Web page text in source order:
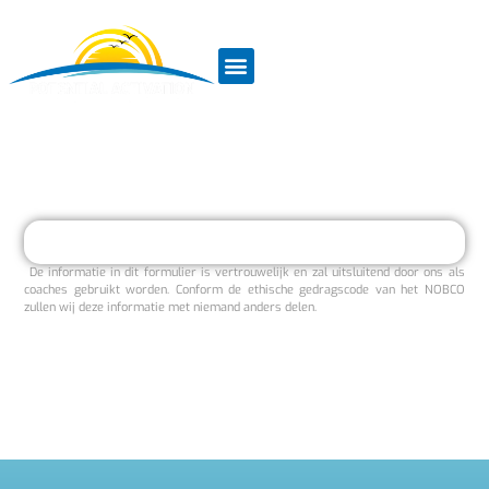
De informatie in dit formulier is vertrouwelijk en zal uitsluitend door ons als
coaches gebruikt worden. Conform de ethische gedragscode van het NOBCO
zullen wij deze informatie met niemand anders delen.